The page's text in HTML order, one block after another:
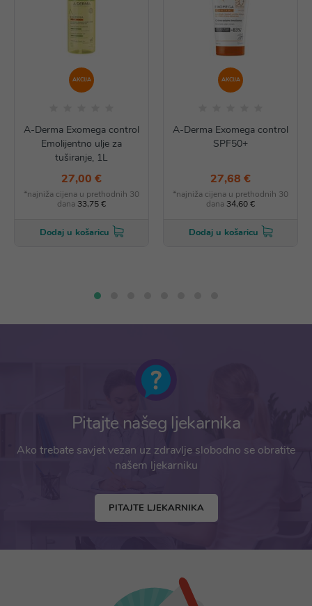
AKCIJA
A-Derma Exomega control
Emolijentno ulje za
tuširanje, 1L
27,00 €
*najniža cijena u prethodnih 30
dana 33,75 €
Dodaj u košaricu
AKCIJA
A-Derma Exomega control
SPF50+
27,68 €
*najniža cijena u prethodnih 30
dana 34,60 €
Dodaj u košaricu
Pitajte našeg ljekarnika
Ako trebate savjet vezan uz zdravlje slobodno se obratite
našem ljekarniku
PITAJTE LJEKARNIKA